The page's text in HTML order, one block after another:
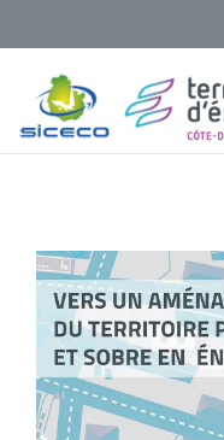
contenu
Voir
l'image
agrandie